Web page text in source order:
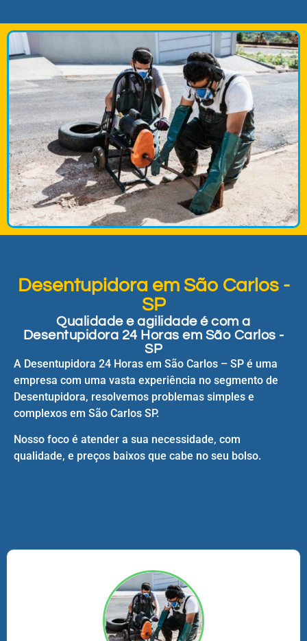
Desentupidora em São Carlos -
SP
Qualidade e agilidade é com a
Desentupidora 24 Horas em São Carlos -
SP
A Desentupidora 24 Horas em São Carlos – SP é uma
empresa com uma vasta experiência no segmento de
Desentupidora, resolvemos problemas simples e
complexos em São Carlos SP.
Nosso foco é atender a sua necessidade, com
qualidade, e preços baixos que cabe no seu bolso.